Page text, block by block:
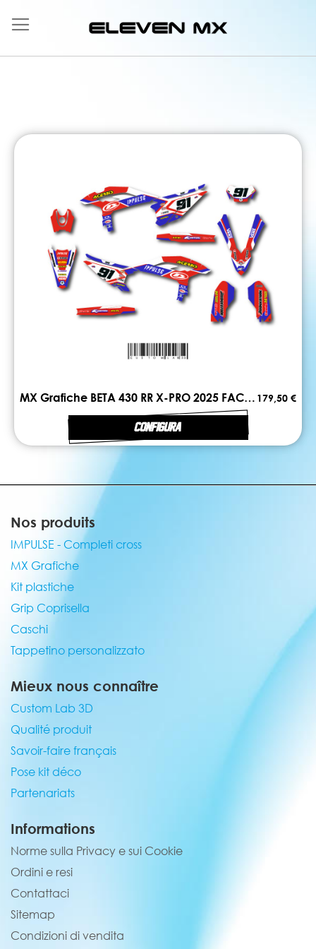
al
contenuto
MX Grafiche BETA 430 RR X-PRO 2025 FACTORY 179,50 €
CONFIGURA
Nos produits
IMPULSE - Completi cross
MX Grafiche
Kit plastiche
Grip Coprisella
Caschi
Tappetino personalizzato
Mieux nous connaître
Custom Lab 3D
Qualité produit
Savoir-faire français
Pose kit déco
Partenariats
Informations
Norme sulla Privacy e sui Cookie
Ordini e resi
Contattaci
Sitemap
Condizioni di vendita